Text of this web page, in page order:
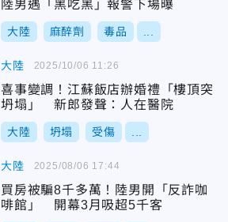
陸男遇「黑吃黑」報警下場曝
大陸 麻醉劑 毒品
大陸
喜事變調！江蘇飯店辦婚禮「樓頂突
坍塌」 新郎發聲：人在醫院
大陸 坍塌 受傷
2025/10/06 11:26
大陸
買房被騙8千多萬！陸男開「反詐咖
啡館」 開幕3月吸超5千客
2025/08/06 17:44